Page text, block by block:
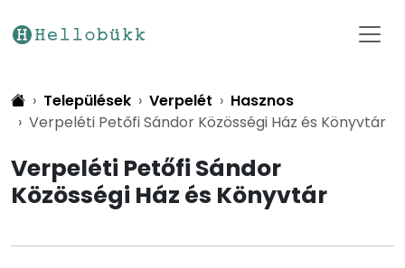
Települések Verpelét
Hasznos
Verpeléti Petőfi Sándor Közösségi Ház és Könyvtár
Verpeléti Petőfi Sándor
Közösségi Ház és Könyvtár